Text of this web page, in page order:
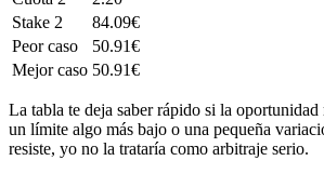
Stake 2
84.09€
Peor caso
50.91€
Mejor caso 50.91€
La tabla te deja saber rápido si la oportunidad
un límite algo más bajo o una pequeña
resiste, yo no la trataría como arbitraje serio.